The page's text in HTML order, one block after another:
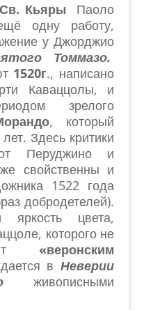
Кьяры Паоло
одну работу,
у Джорджио
Томмазо.
1520г., написано
Каваццолы, и
зрелого
, который
Здесь критики
Перуджино и
свойственны и
1522 года
добродетелей).
яркость цвета,
которого не
«веронским
вНеверии
живописными